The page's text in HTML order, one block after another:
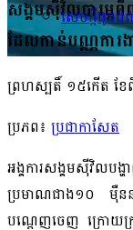
សេចក្ដីជូន
សង្គមស៊ីវិលបារម្ភពី
ដែលកាន់បណ្ណកា
ព្រហស្បតិ៍ ១៥កើត ខ
ប្រភព៖ ប្រជាកាសែត
អង្គការសង្គមស៊ីវិលបង្ហ
ប្រមាណជាង១០ ម៉ឺនន
បណ្ដេញចេញ ក្រោយក្រ